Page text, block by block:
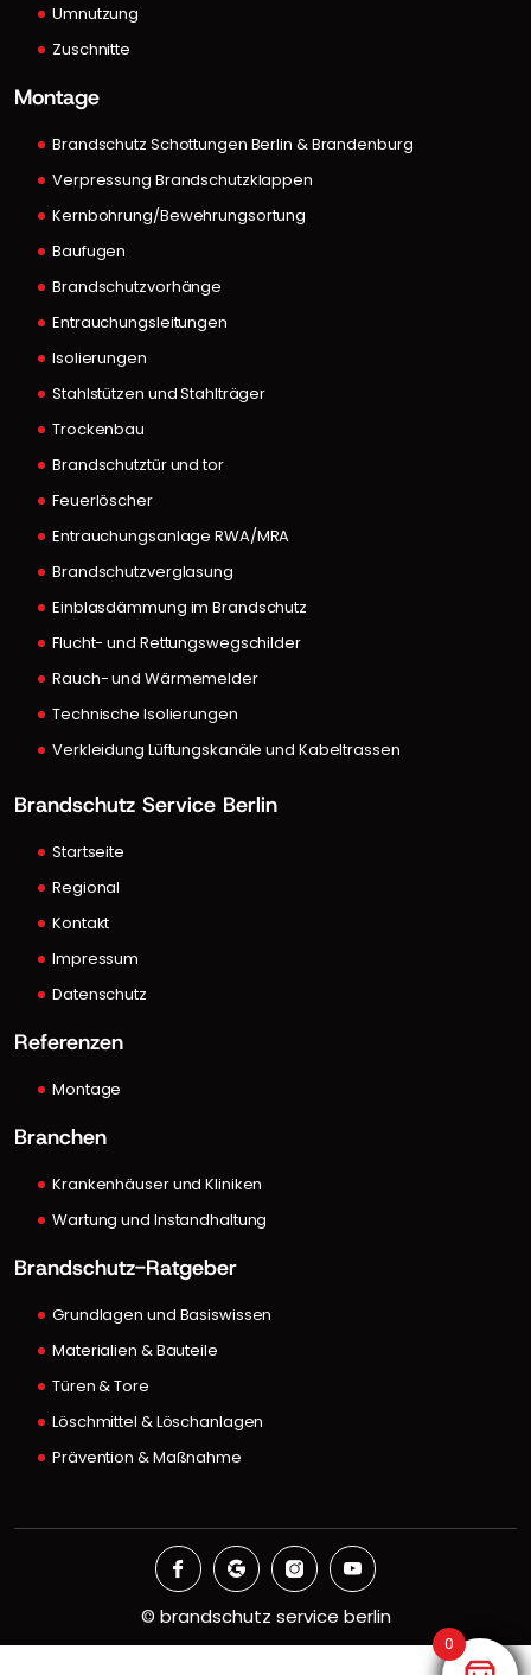
Umnutzung
Zuschnitte
Montage
Brandschutz Schottungen Berlin & Brandenburg
Verpressung Brandschutzklappen
Kernbohrung/Bewehrungsortung
Baufugen
Brandschutzvorhänge
Entrauchungsleitungen
Isolierungen
Stahlstützen und Stahlträger
Trockenbau
Brandschutztür und tor
Feuerlöscher
Entrauchungsanlage RWA/MRA
Brandschutzverglasung
Einblasdämmung im Brandschutz
Flucht- und Rettungswegschilder
Rauch- und Wärmemelder
Technische Isolierungen
Verkleidung Lüftungskanäle und Kabeltrassen
Brandschutz Service Berlin
Startseite
Regional
Kontakt
Impressum
Datenschutz
Referenzen
Montage
Branchen
Krankenhäuser und Kliniken
Wartung und Instandhaltung
Brandschutz-Ratgeber
Grundlagen und Basiswissen
Materialien & Bauteile
Türen & Tore
Löschmittel & Löschanlagen
Prävention & Maßnahme
© brandschutz service berlin
0